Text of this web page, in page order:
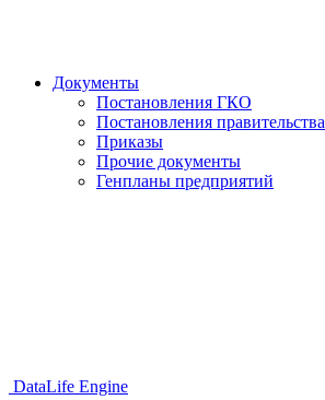
Документы
Постановления ГКО
Постановления правительства
Приказы
Прочие документы
Генпланы предприятий
DataLife Engine